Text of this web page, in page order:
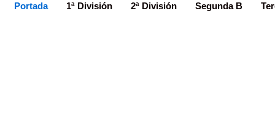
Portada 1ª División 2ª División Segunda B